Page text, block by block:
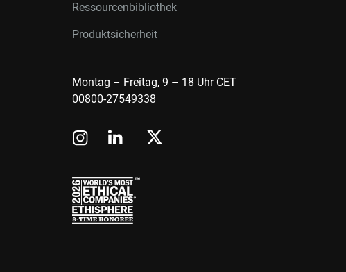
Ressourcenbibliothek
Produktsicherheit
Montag – Freitag, 9 – 18 Uhr CET
00800-27549338